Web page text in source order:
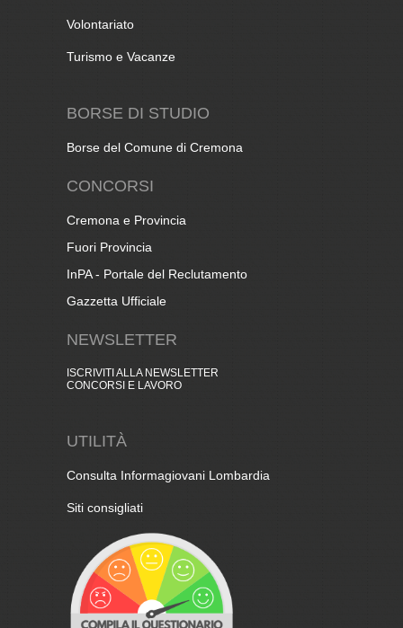
Volontariato
Turismo e Vacanze
BORSE DI STUDIO
Borse del Comune di Cremona
CONCORSI
Cremona e Provincia
Fuori Provincia
InPA - Portale del Reclutamento
Gazzetta Ufficiale
NEWSLETTER
ISCRIVITI ALLA NEWSLETTER
CONCORSI E LAVORO
UTILITÀ
Consulta Informagiovani Lombardia
Siti consigliati